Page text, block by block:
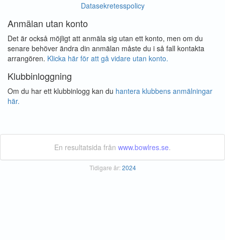
Datasekretesspolicy
Anmälan utan konto
Det är också möjligt att anmäla sig utan ett konto, men om du
senare behöver ändra din anmälan måste du i så fall kontakta
arrangören. Klicka här för att gå vidare utan konto.
Klubbinloggning
Om du har ett klubbinlogg kan du hantera klubbens anmälningar
här.
En resultatsida från www.bowlres.se.
Tidigare år:2024